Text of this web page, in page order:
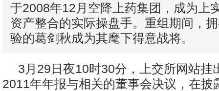
于2008年12月空降上药集团，成为上
资产整合的实际操盘手。重组期间，
验的葛剑秋成为其麾下得意战将。
3月29日夜10时30分，上交所网站挂
2011年年报与相关的董事会决议，在披